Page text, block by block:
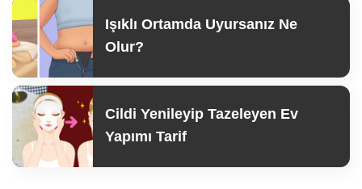
Işıklı Ortamda Uyursanız Ne
Olur?
Cildi Yenileyip Tazeleyen Ev
Yapımı Tarif